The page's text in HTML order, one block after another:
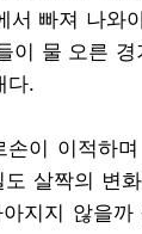
빠져 나와
이 물 오른
다.
이 이적하
살짝의 변
지지 않을까